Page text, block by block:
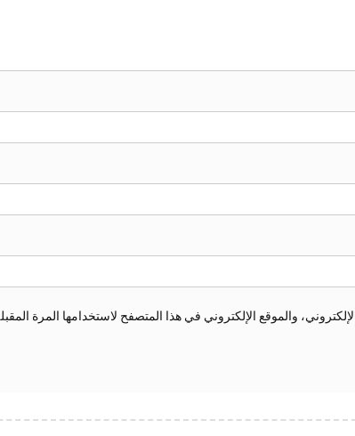
والموقع الإلكتروني في هذا المتصفح لاستخدامها المرة